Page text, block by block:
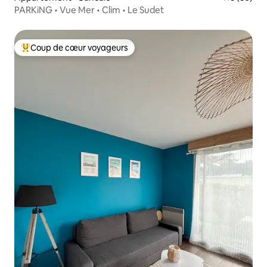
PARKiNG • Vue Mer • Clim • Le Sudet
Coup de cœur voyageurs parmi les plus aimés
Coup de cœur voyageurs